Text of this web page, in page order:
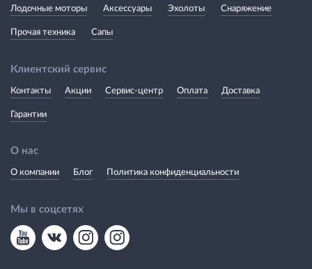
Лодочные моторы Аксессуары Эхолоты Снаряжение
Прочая техника Сапы
Клиентский сервис
Контакты Акции Сервис-центр Оплата Доставка
Гарантии
О нас
О компании Блог Политика конфиденциальности
Мы в соцсетях